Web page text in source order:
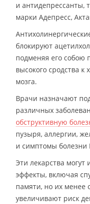
и антидепрессанты,
марки Адепресс,
блокируют
подменяя его собою
высокого сродства
мозга.
Врачи назначают
различных
обструктивную
пузыря, аллергии,
и симптомы болезни
Эти лекарства
эффекты, включая
памяти, но их менее
увеличивают риск